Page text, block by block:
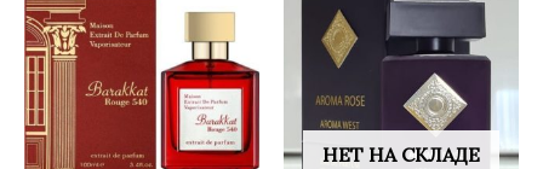
НЕТ НА СКЛАДЕ